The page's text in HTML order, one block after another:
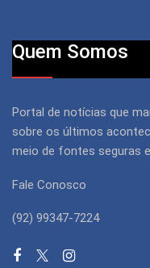
Quem Somos
Portal de notícias que
sobre os últimos
meio de fontes seguras
Fale Conosco
(92) 99347-7224